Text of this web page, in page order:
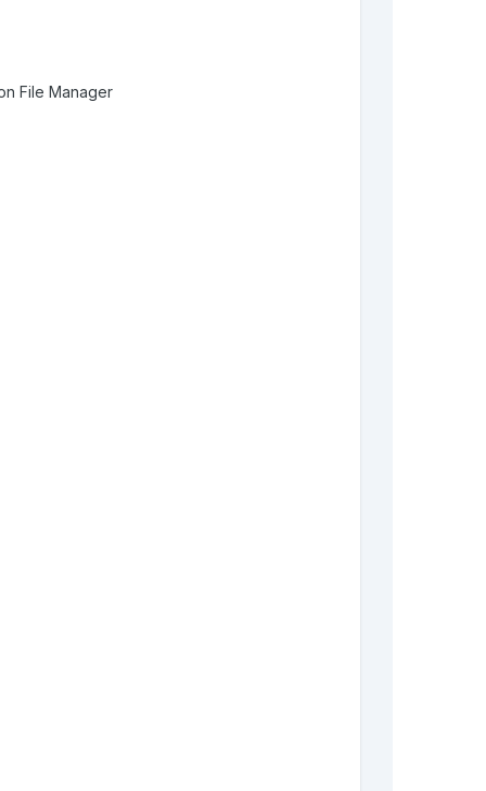
File Manager